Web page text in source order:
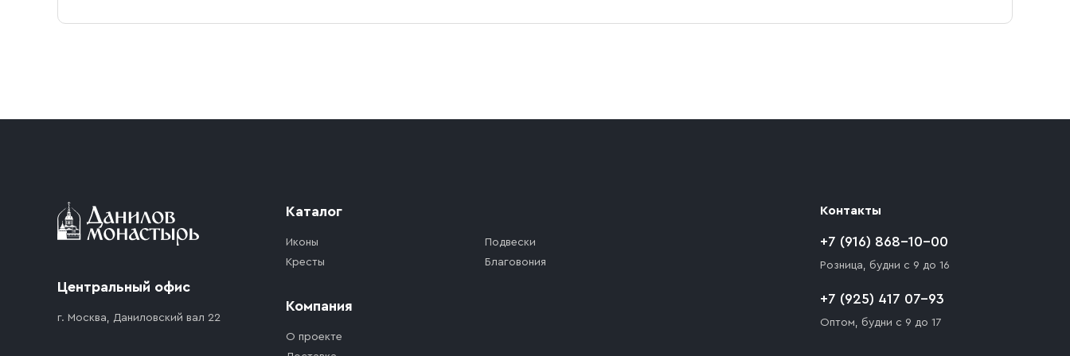
доставка осуществляется до ближайшего места, которое максимально близко к месту запланированной разгрузки товара и не нарушает правила
Центральный офис
г. Москва, Даниловский вал 22
Каталог
Иконы
Кресты
Подвески
Благовония
Компания
О проекте
Контакты
+7 (916) 868-10-00
Розница, будни с 9 до 16
+7 (925) 417 07-93
Оптом, будни с 9 до 17